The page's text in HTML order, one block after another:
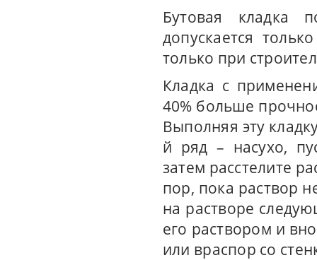
Бутовая кладка
допускается
только при
Кладка с
40% больше
Выполняя эту
й ряд – насухо,
затем расстелите
пор, пока раствор
на растворе
его раствором и
или враспор со